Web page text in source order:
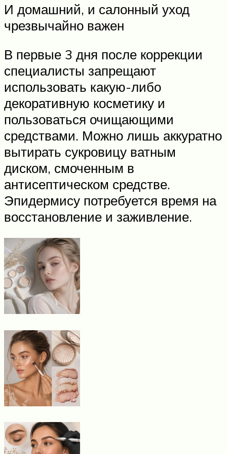
И домашний, и салонный уход
чрезвычайно важен
В первые 3 дня после коррекции
специалисты запрещают
использовать какую-либо
декоративную косметику и
пользоваться очищающими
средствами. Можно лишь аккуратно
вытирать сукровицу ватным
диском, смоченным в
антисептическом средстве.
Эпидермису потребуется время на
восстановление и заживление.